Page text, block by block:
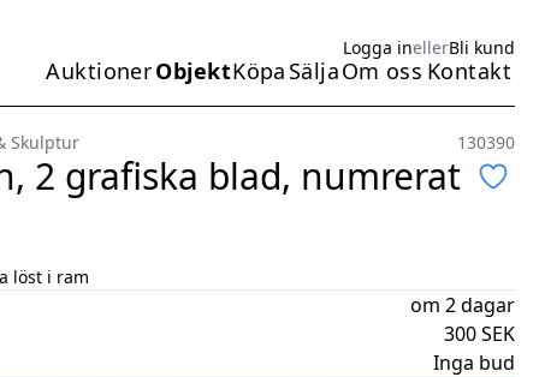
Logga inellerBli kund
Huvudmeny
AuktionerObjektKöpa SäljaOm oss Kontakt
Skulptur 130390
2 grafiska blad, numrerat
löst i ram
om 2 dagar
300SEK
Inga bud